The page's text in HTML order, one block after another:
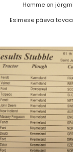
Homme on
Esimese päeva